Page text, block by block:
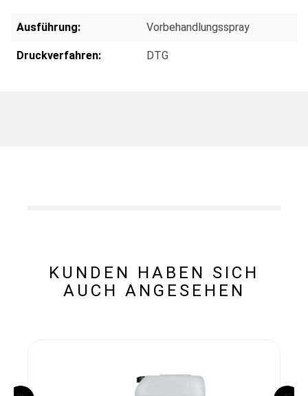
Ausführung: Vorbehandlungsspray
Druckverfahren: DTG
KUNDEN HABEN SICH
AUCH ANGESEHEN